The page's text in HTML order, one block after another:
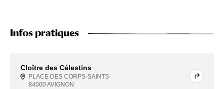
Infos pratiques
Cloître des Célestins
PLACE DES CORPS-SAINTS
84000 AVIGNON